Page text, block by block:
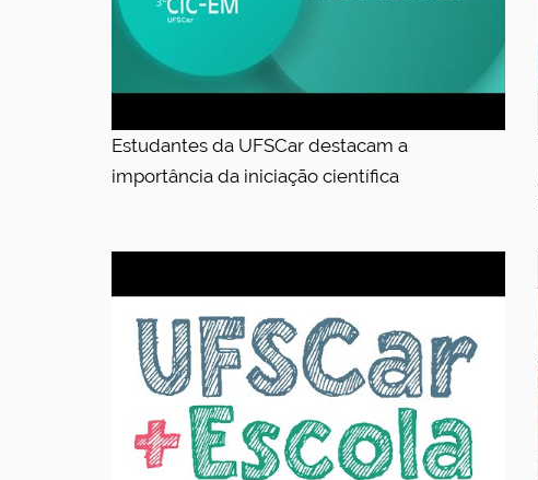
Estudantes da UFSCar destacam a
importância da iniciação científica